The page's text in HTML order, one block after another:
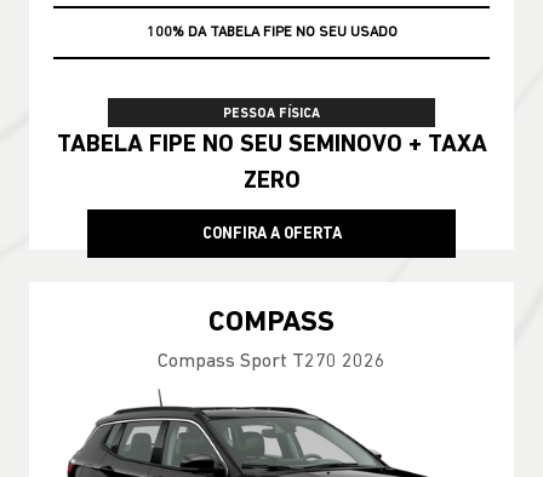
100% DA TABELA FIPE NO SEU USADO
PESSOA FÍSICA
TABELA FIPE NO SEU SEMINOVO + TAXA
ZERO
CONFIRA A OFERTA
COMPASS
Compass Sport T270 2026